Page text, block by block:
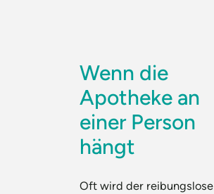
Wenn die
Apotheke an
einer Person
hängt
Oft wird der reibungslose